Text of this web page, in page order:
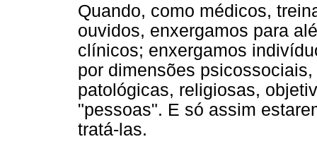
Quando, como médicos,
ouvidos, enxergamos para
clínicos; enxergamos
por dimensões
patológicas, religiosas,
"pessoas". E só assim
tratá-las.